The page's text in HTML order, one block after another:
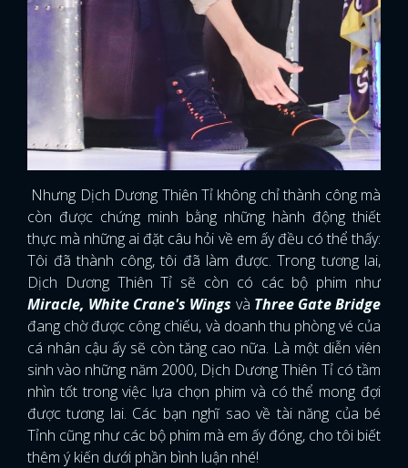
Nhưng Dịch Dương Thiên Tỉ không chỉ thành công mà
còn được chứng minh bằng những hành động thiết
thực mà những ai đặt câu hỏi về em ấy đều có thể thấy:
Tôi đã thành công, tôi đã làm được. Trong tương lai,
Dịch Dương Thiên Tỉ sẽ còn có các bộ phim như
Miracle, White Crane's Wings và Three Gate Bridge
đang chờ được công chiếu, và doanh thu phòng vé của
cá nhân cậu ấy sẽ còn tăng cao nữa. Là một diễn viên
sinh vào những năm 2000, Dịch Dương Thiên Tỉ có tầm
nhìn tốt trong việc lựa chọn phim và có thể mong đợi
được tương lai. Các bạn nghĩ sao về tài năng của bé
Tỉnh cũng như các bộ phim mà em ấy đóng, cho tôi biết
thêm ý kiến dưới phần bình luận nhé!